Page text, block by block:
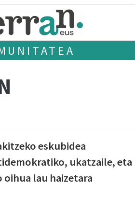
eskubidea
ukatzaile, eta
lau haizetara